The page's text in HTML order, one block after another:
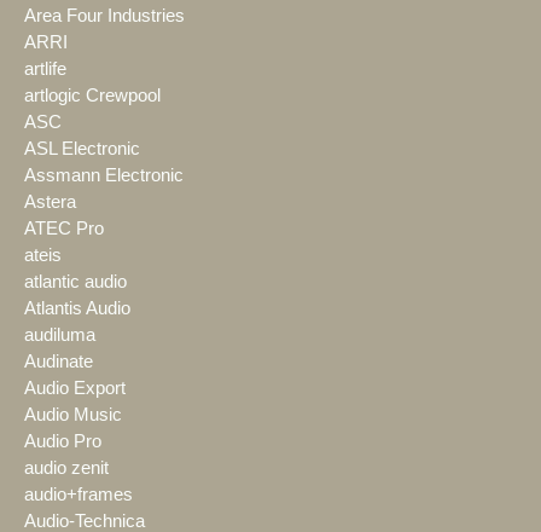
Area Four Industries
ARRI
artlife
artlogic Crewpool
ASC
ASL Electronic
Assmann Electronic
Astera
ATEC Pro
ateis
atlantic audio
Atlantis Audio
audiluma
Audinate
Audio Export
Audio Music
Audio Pro
audio zenit
audio+frames
Audio-Technica